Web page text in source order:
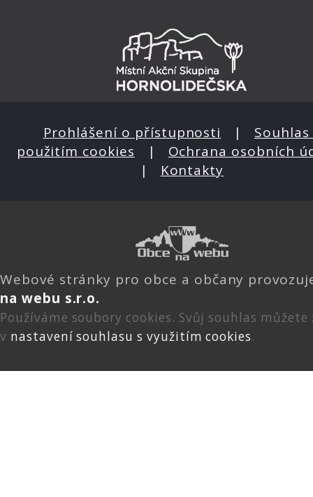
Prohlášení o přístupnosti | Souhlas
použitím cookies | Ochrana osobních
| Kontakty
Webové stránky pro obce a občany
na webu s.r.o.
Používáme soubory cookies. Svůj souhlas
v nastavení souhlasu s využitím cookies.